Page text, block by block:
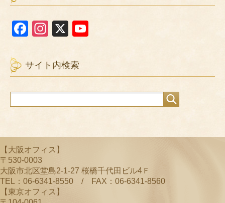
F
c
e
b
o
k
In
a
gr
a
m
X
T
u
b
C
a
n
サイト内検索
【大阪オフィス】
〒530-0003
大阪市北区堂島2-1-27 桜橋千代田ビル4Ｆ
TEL：06-6341-8550 / FAX：06-6341-8560
【東京オフィス】